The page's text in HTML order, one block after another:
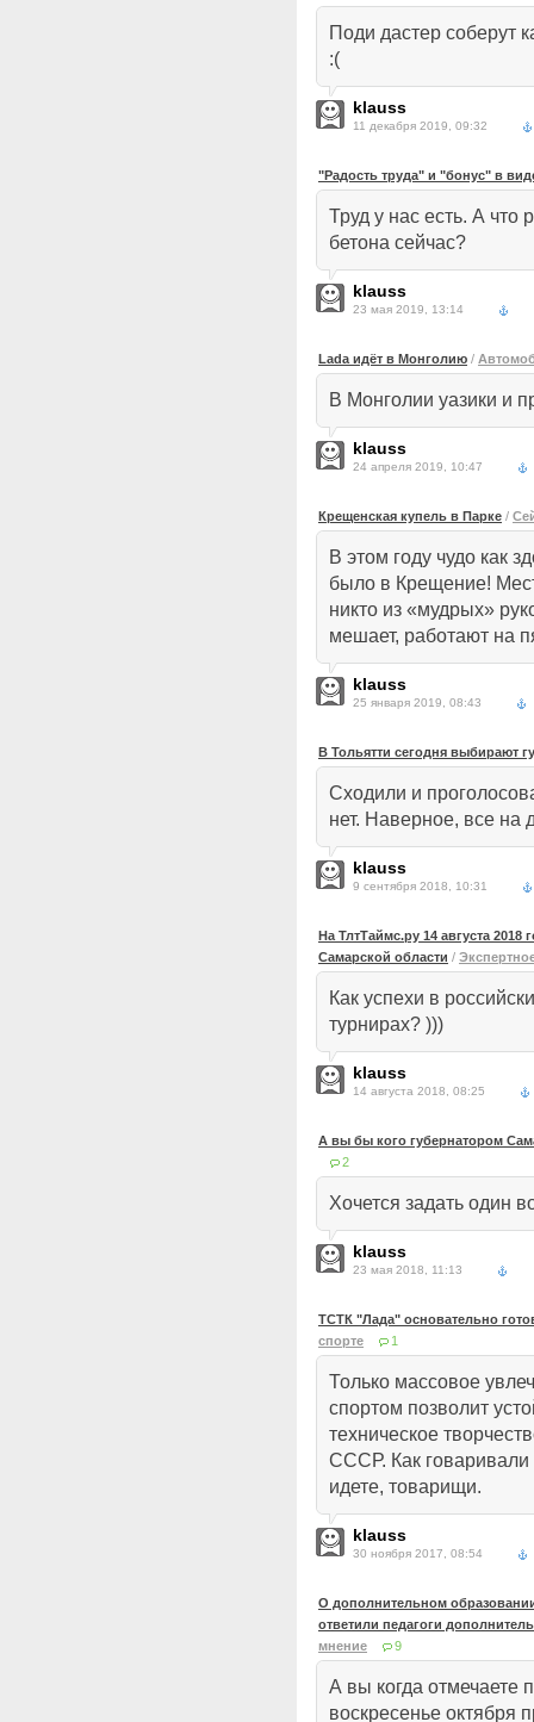
Поди дастер соберут
:(
klauss
11 декабря 2019, 09:32
"Радость труда" и "бонус" в
Труд у нас есть. А что
бетона сейчас?
klauss
23 мая 2019, 13:14
Lada идёт в Монголию /
В Монголии уазики и
klauss
24 апреля 2019, 10:47
Крещенская купель в Парке /
В этом году чудо как
было в Крещение!
никто из «мудрых»
мешает, работают на
klauss
25 января 2019, 08:43
В Тольятти сегодня выбирают
Сходили и
нет. Наверное, все на
klauss
9 сентября 2018, 10:31
На ТлтТаймс.ру 14 августа 2018
Самарской области /
Как успехи в
турнирах? )))
klauss
14 августа 2018, 08:25
А вы бы кого губернатором
2
Хочется задать один
klauss
23 мая 2018, 11:13
ТСТК "Лада" основательно
спорте
1
Только массовое
спортом позволит
техническое
СССР. Как говаривали
идете, товарищи.
klauss
30 ноября 2017, 08:54
О дополнительном
ответили педагоги
мнение
9
А вы когда отмечаете
воскресенье октября